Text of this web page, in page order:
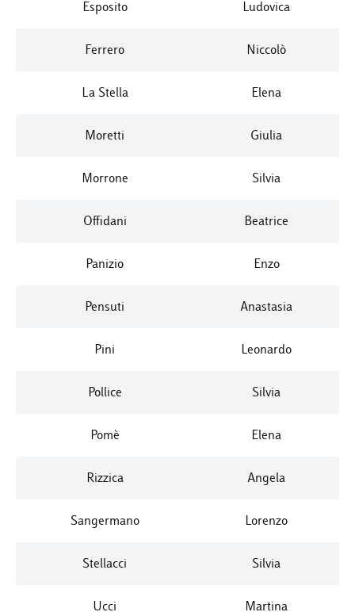
Esposito Ludovica
Ferrero Niccolò
La Stella Elena
Moretti Giulia
Morrone Silvia
Offidani Beatrice
Panizio Enzo
Pensuti Anastasia
Pini Leonardo
Pollice Silvia
Pomè Elena
Rizzica Angela
Sangermano Lorenzo
Stellacci Silvia
Ucci Martina